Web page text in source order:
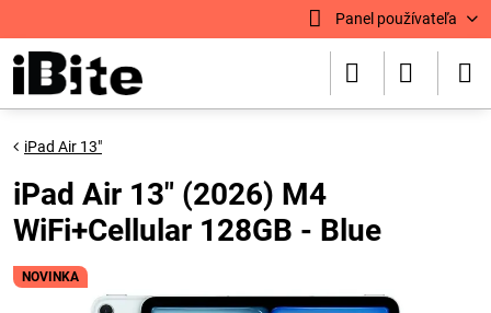
Panel používateľa
NOVINKA
iPad Air 13"
iPad Air 13" (2026) M4
WiFi+Cellular 128GB - Blue